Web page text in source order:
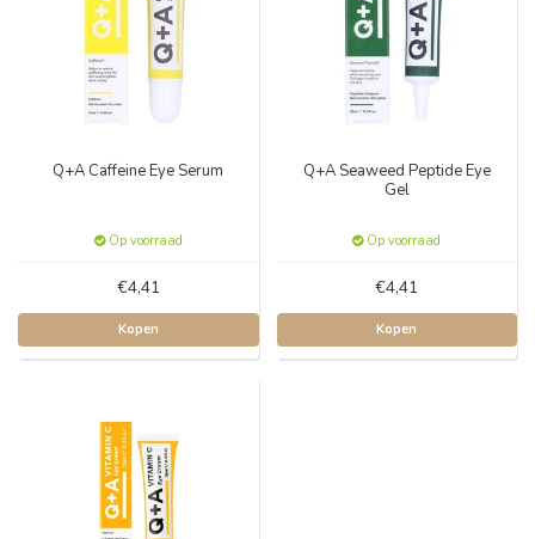
Q+A Caffeine Eye Serum
Op voorraad
€4,41
Kopen
Q+A Seaweed Peptide Eye
Gel
Op voorraad
€4,41
Kopen